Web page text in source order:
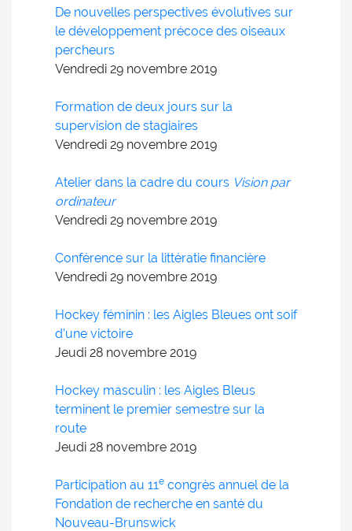
De nouvelles perspectives évolutives sur
le développement précoce des oiseaux
percheurs
Vendredi 29 novembre 2019
Formation de deux jours sur la
supervision de stagiaires
Vendredi 29 novembre 2019
Atelier dans la cadre du cours Vision par
ordinateur
Vendredi 29 novembre 2019
Conférence sur la littératie financière
Vendredi 29 novembre 2019
Hockey féminin : les Aigles Bleues ont soif
d’une victoire
Jeudi 28 novembre 2019
Hockey masculin : les Aigles Bleus
terminent le premier semestre sur la
route
Jeudi 28 novembre 2019
Participation au 11e congrès annuel de la
Fondation de recherche en santé du
Nouveau-Brunswick